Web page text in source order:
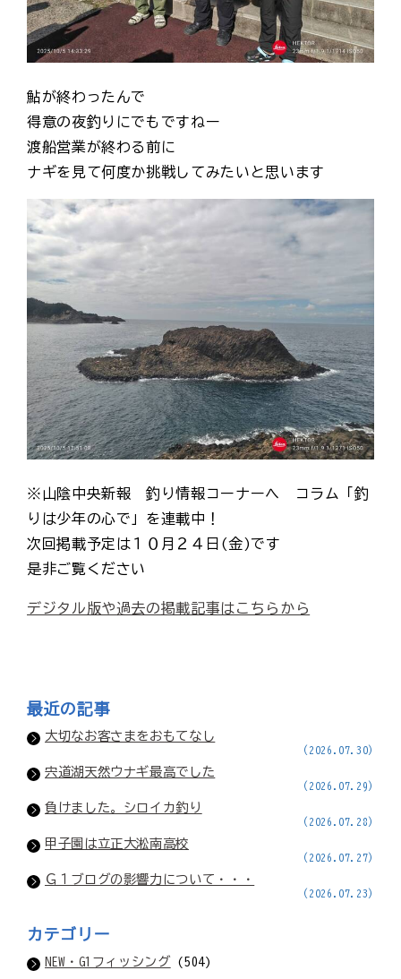
鮎が終わったんで
得意の夜釣りにでもですねー
渡船営業が終わる前に
ナギを見て何度か挑戦してみたいと思います
※山陰中央新報 釣り情報コーナーへ コラム「釣
りは少年の心で」を連載中！
次回掲載予定は１０月２４日(金)です
是非ご覧ください
デジタル版や過去の掲載記事はこちらから
最近の記事
大切なお客さまをおもてなし
(2026.07.30)
宍道湖天然ウナギ最高でした
(2026.07.29)
負けました。シロイカ釣り
(2026.07.28)
甲子園は立正大淞南高校
(2026.07.27)
Ｇ１ブログの影響力について・・・
(2026.07.23)
カテゴリー
NEW・G1フィッシング(504)